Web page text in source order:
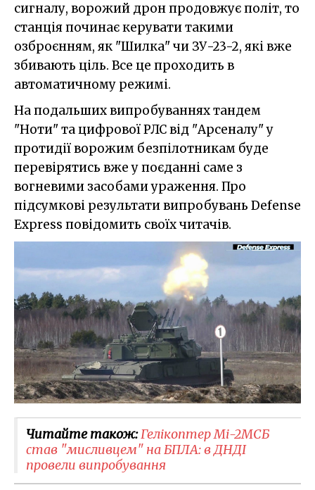
сигналу, ворожий дрон продовжує політ, то
станція починає керувати такими
озброєнням, як "Шилка" чи ЗУ-23-2, які вже
збивають ціль. Все це проходить в
автоматичному режимі.
На подальших випробуваннях тандем
"Ноти" та цифрової РЛС від "Арсеналу" у
протидії ворожим безпілотникам буде
перевірятись вже у поєданні саме з
вогневими засобами ураження. Про
підсумкові результати випробувань Defense
Express повідомить своїх читачів.
Читайте також:Гелікоптер Мі-2МСБ
став "мисливцем" на БПЛА: в ДНДІ
провели випробування